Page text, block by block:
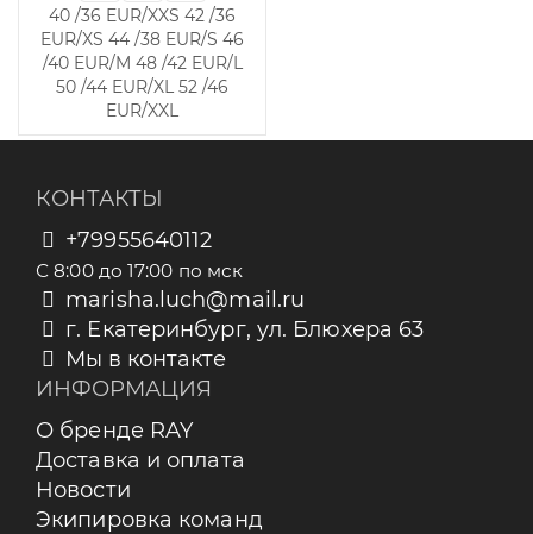
40 /36 EUR/XXS 42 /36
EUR/XS 44 /38 EUR/S 46
/40 EUR/M 48 /42 EUR/L
50 /44 EUR/XL 52 /46
EUR/XXL
КОНТАКТЫ
+79955640112
С 8:00 до 17:00 по мск
marisha.luch@mail.ru
г. Екатеринбург, ул. Блюхера 63
Мы в контакте
ИНФОРМАЦИЯ
О бренде RAY
Доставка и оплата
Новости
Экипировка команд